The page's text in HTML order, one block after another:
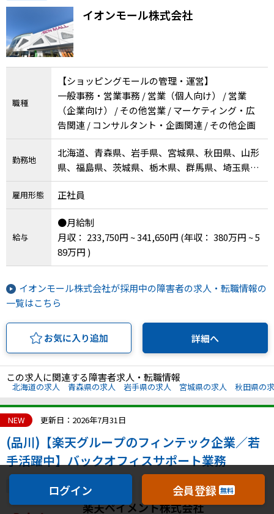
イオンモール株式会社
職種
【ショッピングモールの管理・運営】
一般事務・営業事務 / 営業（個人向け） / 営業
（企業向け） / その他営業 / マーケティング・広
告関連 / コンサルタント・企画関連 / その他企画
勤務地
北海道、青森県、岩手県、宮城県、秋田県、山形
県、福島県、茨城県、栃木県、群馬県、埼玉県、
千葉県、東京都、神奈川県、新潟県、富山県、石
川県、山梨県、長野県、岐阜県、静岡県、愛知
県、三重県、滋賀県、京都府、大阪府、兵庫県、
奈良県、和歌山県、鳥取県、岡山県、広島県、徳
島県、香川県、愛媛県、高知県、福岡県、大分
県、宮崎県
雇用形態 正社員
給与
●月給制
月収： 233,750円 ~ 341,650円 (年収： 380万円 ~ 5
89万円 )
イオンモール株式会社が採用中の障害者の求人・転職情報の
一覧はこちら
お気に入り追加 詳細へ
この求人に関連する障害者求人・転職情報
北海道の求人 青森県の求人 岩手県の求人 宮城県の求人 秋田県の
NEW 更新日：2026年7月31日
(品川)【楽天グループのフィンテック企業／若
手活躍中】バックオフィスサポート業務
正社員登用あり 転勤なし
楽天ペイメント株式会社
ログイン 会員登録 無料